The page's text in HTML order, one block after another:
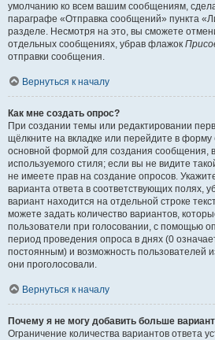
умолчанию ко всем вашим сообщениям,
параграфе «Отправка сообщений» пункта
разделе. Несмотря на это, вы сможете
отдельных сообщениях, убрав флажок
отправки сообщения.
Вернуться к началу
Как мне создать опрос?
При создании темы или редактировании
щёлкните на вкладке или перейдите в форму
основной формой для создания сообщения,
используемого стиля; если вы не видите
не имеете прав на создание опросов.
варианта ответа в соответствующих полях,
вариант находится на отдельной строке
можете задать количество вариантов,
пользователи при голосовании, с помощью
период проведения опроса в днях (0
постоянным) и возможность пользователей
они проголосовали.
Вернуться к началу
Почему я не могу добавить больше
Ограничение количества вариантов ответа